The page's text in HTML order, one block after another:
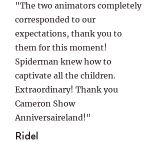
"The two animators completely
corresponded to our
expectations, thank you to
them for this moment!
Spiderman knew how to
captivate all the children.
Extraordinary! Thank you
Cameron Show
Anniversaireland!"
Ridel